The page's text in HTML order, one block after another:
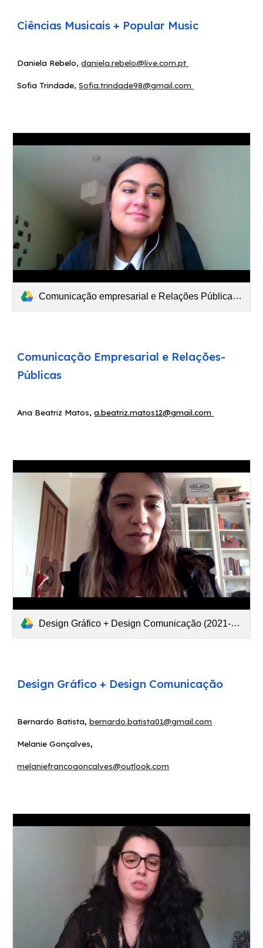
Ciências Musicais + Popular Music
Daniela Rebelo,daniela.rebelo@live.com.pt
Sofia Trindade,Sofia.trindade98@gmail.com
Comunicação empresarial e Relações Públicas (2021-03-06 at 02 53 GMT-8).mp4
Comunicação Empresarial e Relações-
Públicas
Ana Beatriz Matos,a.beatriz.matos12@gmail.com
Design Gráfico + Design Comunicação (2021-03-06 at 07 09 GMT-8).mp4
Design Gráfico + Design Comunicação
Bernardo Batista,bernardo.batista01@gmail.com
Melanie Gonçalves,
melaniefrancogoncalves@outlook.com